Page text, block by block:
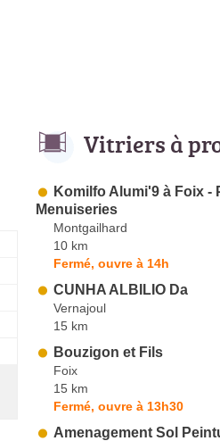
Vitriers à
Komilfo Alumi'9 à Foix -
Menuiseries
Montgailhard
10 km
Fermé, ouvre à 14h
CUNHA ALBILIO Da
Vernajoul
15 km
Bouzigon et Fils
Foix
15 km
Fermé, ouvre à 13h30
Amenagement Sol